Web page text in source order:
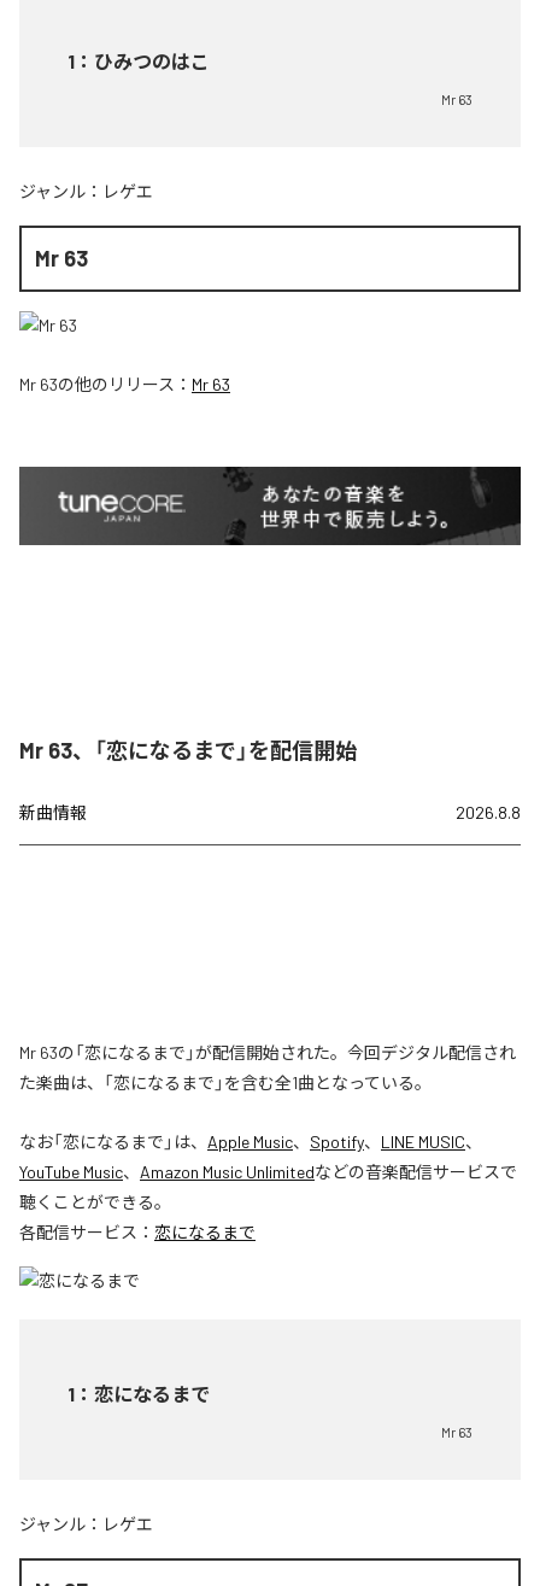
1 ： ひみつのはこ
Mr 63
ジャンル： レゲエ
Mr 63
Mr 63の他のリリース： Mr 63
Mr 63、「恋になるまで」を配信開始
新曲情報 2026.8.8
Mr 63の「恋になるまで」が配信開始された。今回デジタル配信され
た楽曲は、「恋になるまで」を含む全1曲となっている。
なお「恋になるまで 」は、 Apple Music、 Spotify、 LINE MUSIC、
YouTube Music、 Amazon Music Unlimitedなどの音楽配信サービスで
聴くことができる。
各配信サービス： 恋になるまで
1 ： 恋になるまで
Mr 63
ジャンル： レゲエ